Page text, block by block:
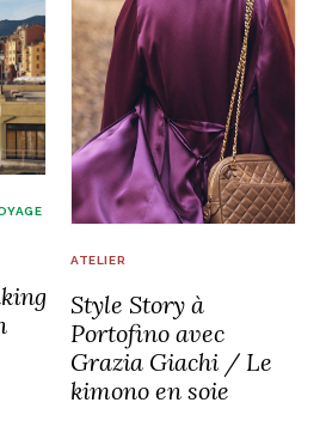
ATELIER
Style Story à
Portofino avec
Grazia Giachi / Le
kimono en soie